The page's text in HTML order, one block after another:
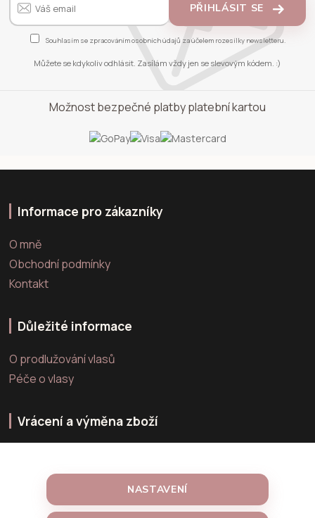
PŘIHLÁSIT SE
Souhlasím se zpracováním osobních údajů za účelem rozesílky newsletteru.
Můžete se kdykoliv odhlásit. Zasílám vždy jen se slevovým kódem. :)
Možnost bezpečné platby platební kartou
Informace pro zákazníky
O mně
Obchodní podmínky
Kontakt
Důležité informace
O prodlužování vlasů
Péče o vlasy
Vrácení a výměna zboží
Vrácení zboží
NASTAVENÍ